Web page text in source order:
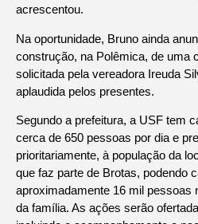
acrescentou.
Na oportunidade, Bruno ainda
construção, na Polêmica, de uma
solicitada pela vereadora Ireuda
aplaudida pelos presentes.
Segundo a prefeitura, a USF tem
cerca de 650 pessoas por dia e
prioritariamente, à população da
que faz parte de Brotas, podendo
aproximadamente 16 mil pessoas
da família. As ações serão